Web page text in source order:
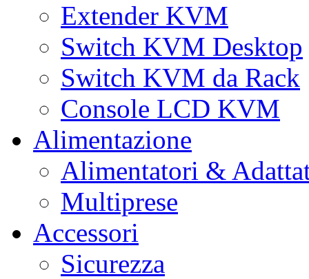
Extender KVM
Switch KVM Desktop
Switch KVM da Rack
Console LCD KVM
Alimentazione
Alimentatori &
Multiprese
Accessori
Sicurezza